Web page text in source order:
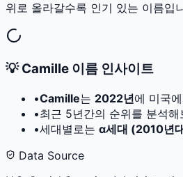
위로 올라갈수록 인기 있는 이름입
💡Camille 이름 인사이트
•Camille는 2022년에 미국
•최근 5년간의 순위를 분석해
•세대별로는 α세대 (2010년
Data Source